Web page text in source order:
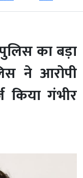
का बड़ा
ने आरोपी
किया गंभीर